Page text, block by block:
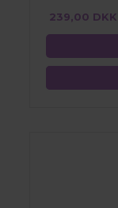
239,00 DKK